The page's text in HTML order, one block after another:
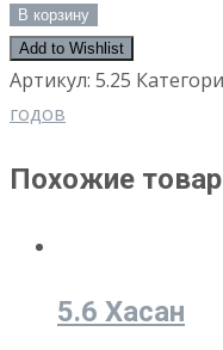
В корзину
Add to Wishlist
Артикул: 5.25
годов
Похожие
5.6 Хасан